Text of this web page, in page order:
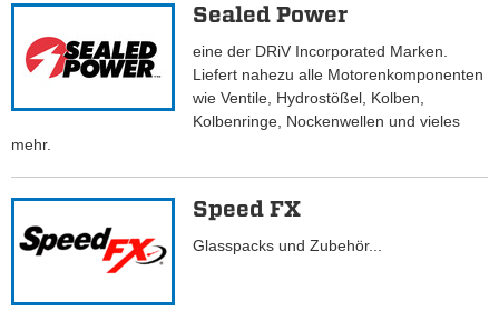
Sealed Power
eine der DRiV Incorporated Marken.
Liefert nahezu alle Motorenkomponenten
wie Ventile, Hydrostößel, Kolben,
Kolbenringe, Nockenwellen und vieles
mehr.
Speed FX
Glasspacks und Zubehör...